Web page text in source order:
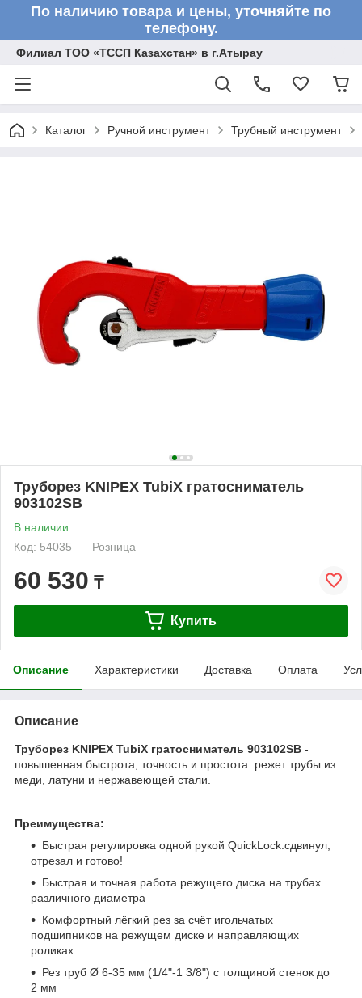
По наличию товара и цены, уточняйте по
телефону.
Филиал ТОО «ТССП Казахстан» в г.Атырау
Каталог Ручной инструмент Трубный инструмент
Труборез KNIPEX TubiX гратосниматель
903102SB
В наличии
Код: 54035
Розница
60 530 ₸
Купить
Описание Характеристики Доставка Оплата
Описание
Труборез KNIPEX TubiX гратосниматель 903102SB -
повышенная быстрота, точность и простота: режет трубы из
меди, латуни и нержавеющей стали.
Преимущества:
Быстрая регулировка одной рукой QuickLock:сдвинул,
отрезал и готово!
Быстрая и точная работа режущего диска на трубах
различного диаметра
Комфортный лёгкий рез за счёт игольчатых
подшипников на режущем диске и направляющих
роликах
Рез труб Ø 6-35 мм (1/4"-1 3/8") с толщиной стенок до
2 мм